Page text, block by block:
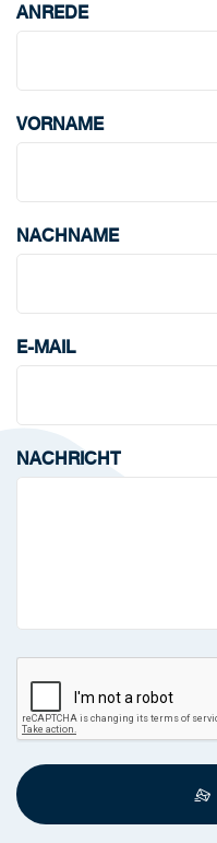
ANREDE
VORNAME
NACHNAME
E-MAIL
NACHRICHT